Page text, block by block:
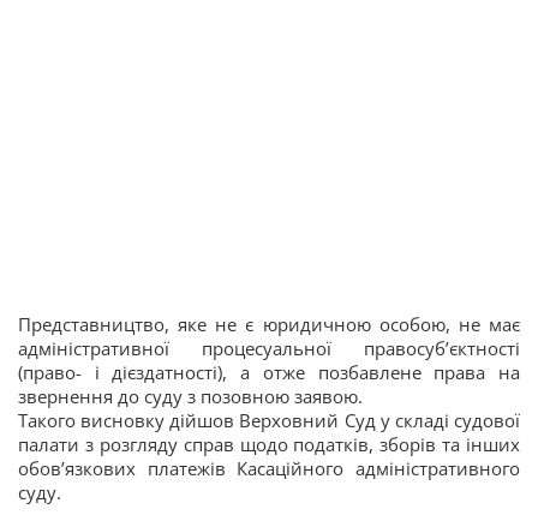
Представництво, яке не є юридичною особою, не має
адміністративної процесуальної правосуб’єктності
(право- і дієздатності), а отже позбавлене права на
звернення до суду з позовною заявою.
Такого висновку дійшов Верховний Суд у складі судової
палати з розгляду справ щодо податків, зборів та інших
обов’язкових платежів Касаційного адміністративного
суду.